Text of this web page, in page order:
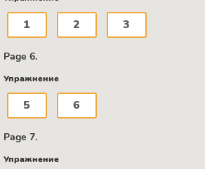
1 2 3
Page 6.
Упражнение
5 6
Page 7.
Упражнение